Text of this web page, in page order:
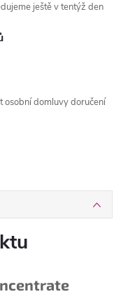
ještě v tentýž den
osobní domluvy doručení